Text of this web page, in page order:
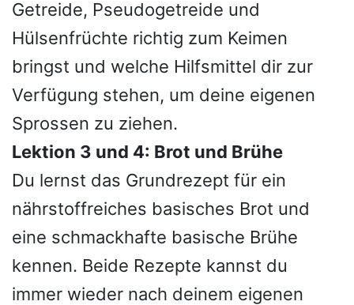
Getreide, Pseudogetreide und
Hülsenfrüchte richtig zum Keimen
bringst und welche Hilfsmittel dir zur
Verfügung stehen, um deine eigenen
Sprossen zu ziehen.
Lektion 3 und 4: Brot und Brühe
Du lernst das Grundrezept für ein
nährstoffreiches basisches Brot und
eine schmackhafte basische Brühe
kennen. Beide Rezepte kannst du
immer wieder nach deinem eigenen